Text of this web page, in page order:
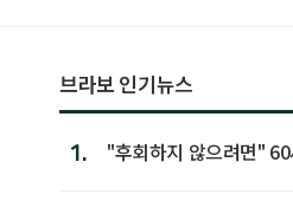
브라보 인기뉴스
1.
"후회하지 않으려면"